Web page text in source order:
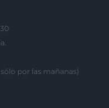
por las mañanas)